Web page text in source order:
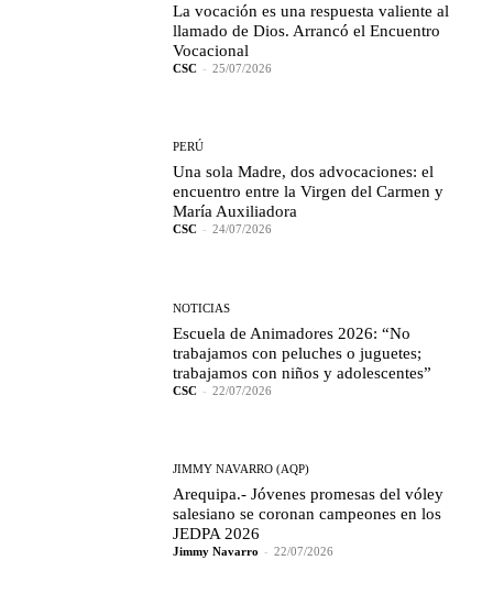
La vocación es una respuesta valiente al
llamado de Dios. Arrancó el Encuentro
Vocacional
CSC - 25/07/2026
PERÚ
Una sola Madre, dos advocaciones: el
encuentro entre la Virgen del Carmen y
María Auxiliadora
CSC - 24/07/2026
NOTICIAS
Escuela de Animadores 2026: “No
trabajamos con peluches o juguetes;
trabajamos con niños y adolescentes”
CSC - 22/07/2026
JIMMY NAVARRO (AQP)
Arequipa.- Jóvenes promesas del vóley
salesiano se coronan campeones en los
JEDPA 2026
Jimmy Navarro - 22/07/2026